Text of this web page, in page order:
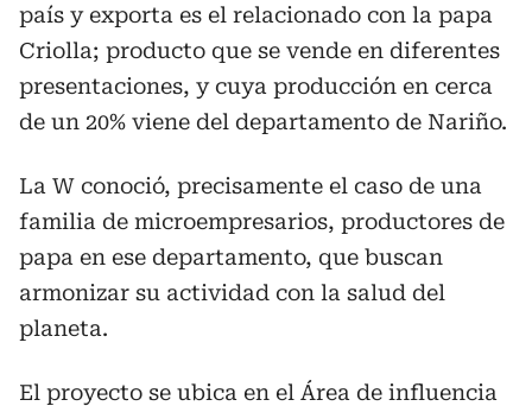
país y exporta es el relacionado con la papa
Criolla; producto que se vende en diferentes
presentaciones, y cuya producción en cerca
de un 20% viene del departamento de Nariño.
La W conoció, precisamente el caso de una
familia de microempresarios, productores de
papa en ese departamento, que buscan
armonizar su actividad con la salud del
planeta.
El proyecto se ubica en el Área de influencia